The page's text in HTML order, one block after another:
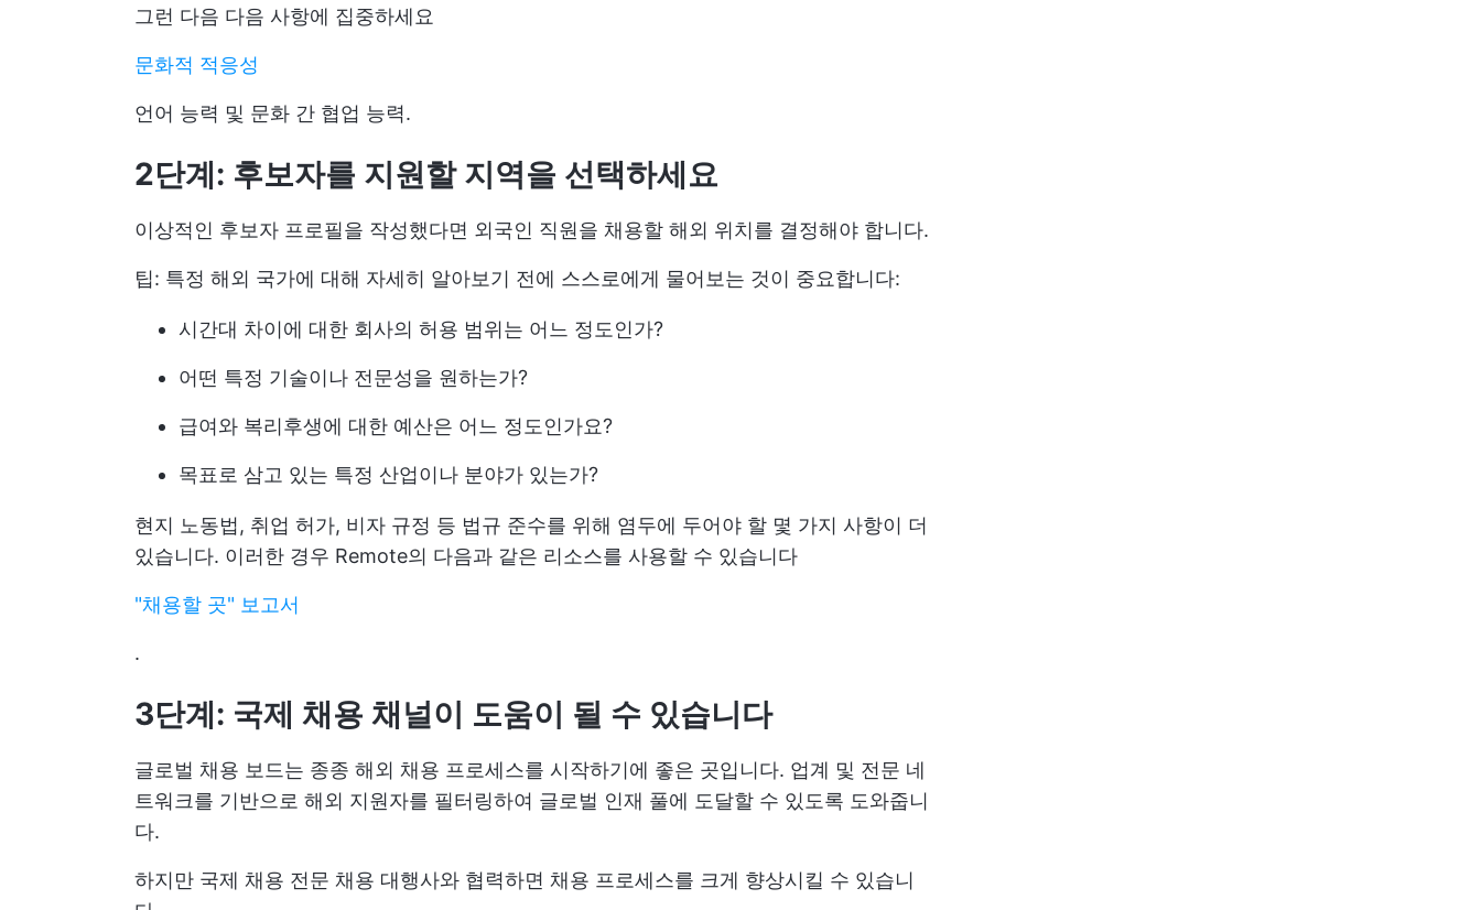
그런 다음 다음 사항에 집중하세요
문화적 적응성
언어 능력 및 문화 간 협업 능력.
2단계: 후보자를 지원할 지역을 선택하세요
이상적인 후보자 프로필을 작성했다면 외국인 직원을 채용할 해외 위치를 결정해야 합니다.
팁: 특정 해외 국가에 대해 자세히 알아보기 전에 스스로에게 물어보는 것이 중요합니다:
시간대 차이에 대한 회사의 허용 범위는 어느 정도인가?
어떤 특정 기술이나 전문성을 원하는가?
급여와 복리후생에 대한 예산은 어느 정도인가요?
목표로 삼고 있는 특정 산업이나 분야가 있는가?
현지 노동법, 취업 허가, 비자 규정 등 법규 준수를 위해 염두에 두어야 할 몇 가지 사항이 더
있습니다. 이러한 경우 Remote의 다음과 같은 리소스를 사용할 수 있습니다
"채용할 곳" 보고서
.
3단계: 국제 채용 채널이 도움이 될 수 있습니다
글로벌 채용 보드는 종종 해외 채용 프로세스를 시작하기에 좋은 곳입니다. 업계 및 전문 네
트워크를 기반으로 해외 지원자를 필터링하여 글로벌 인재 풀에 도달할 수 있도록 도와줍니
다.
하지만 국제 채용 전문 채용 대행사와 협력하면 채용 프로세스를 크게 향상시킬 수 있습니